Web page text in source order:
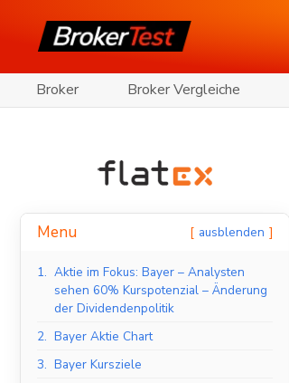
Broker Broker Vergleiche
Menu ausblenden
1. Aktie im Fokus: Bayer – Analysten
sehen 60% Kurspotenzial – Änderung
der Dividendenpolitik
2. Bayer Aktie Chart
3. Bayer Kursziele